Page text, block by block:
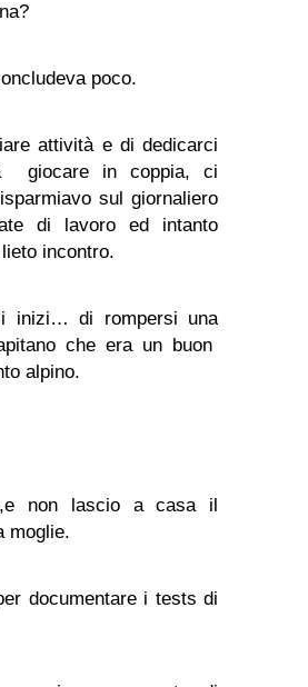
poco.
attività e di dedicarci
giocare in coppia, ci
sul giornaliero
di lavoro ed intanto
incontro.
inizi… di rompersi una
che era un buon
alpino.
non lascio a casa il
moglie.
documentare i tests di